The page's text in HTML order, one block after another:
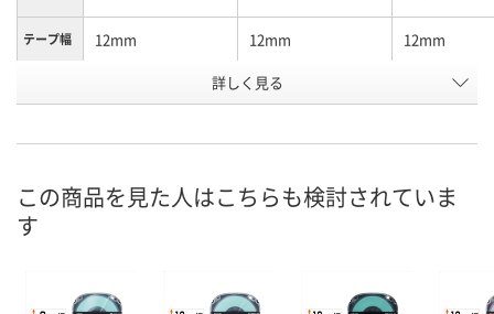
テープ幅 12mm 12mm 12mm
白/赤文字 白/黒文字
お申込番
在庫 あり 6点 あり
数量 数量
詳しく見る
この商品を見た人はこちらも検討されていま
す